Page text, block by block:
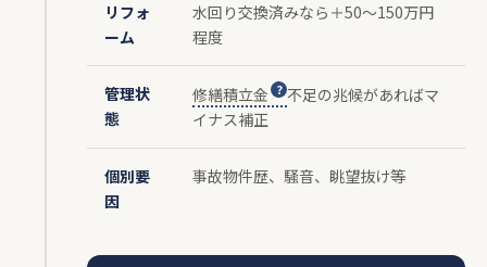
リフォ
ーム
水回り交換済みなら＋50〜150万円
程度
管理状
態
修繕積立金
不足の兆候があればマ
イナス補正
個別要
因
事故物件歴、騒音、眺望抜け等